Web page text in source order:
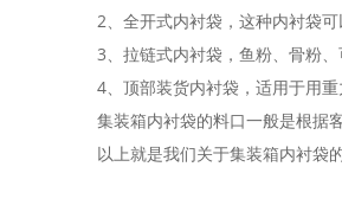
2、全开式内衬袋，这种内衬袋
3、拉链式内衬袋，鱼粉、骨粉
4、顶部装货内衬袋，适用于用重
集装箱内衬袋的料口一般是根据
以上就是我们关于集装箱内衬袋